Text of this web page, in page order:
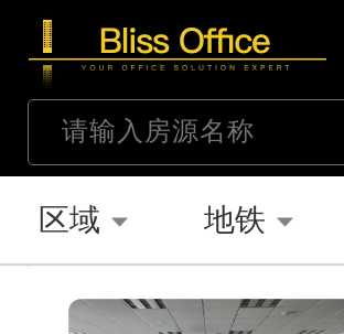
区域 地铁